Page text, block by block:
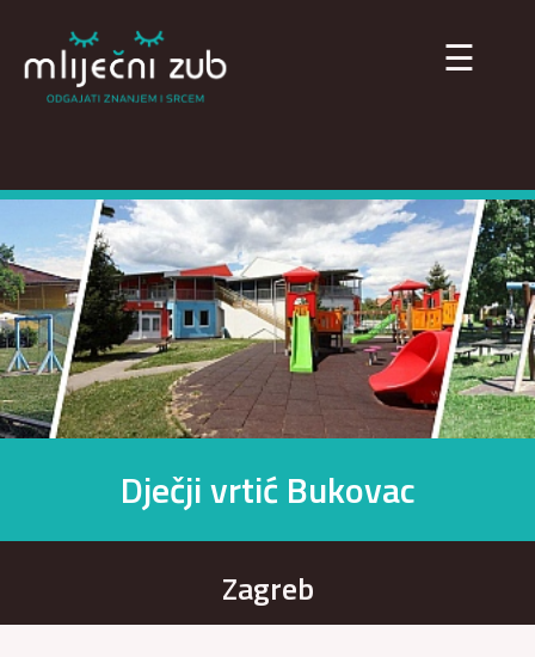
×
☰
Dječji vrtić Bukovac
Zagreb